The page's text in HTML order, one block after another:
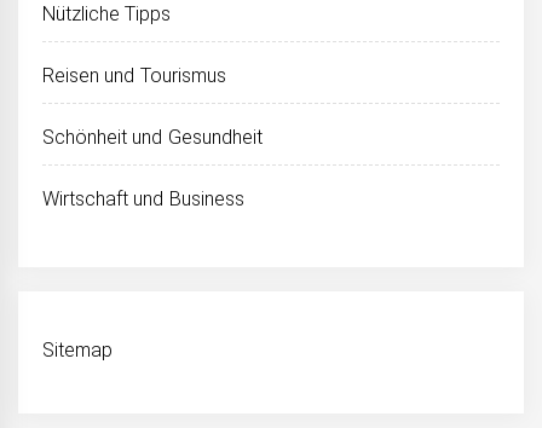
Nützliche Tipps
Reisen und Tourismus
Schönheit und Gesundheit
Wirtschaft und Business
Sitemap